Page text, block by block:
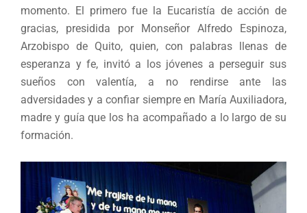
momento. El primero fue la Eucaristía de acción de
gracias, presidida por Monseñor Alfredo Espinoza,
Arzobispo de Quito, quien, con palabras llenas de
esperanza y fe, invitó a los jóvenes a perseguir sus
sueños con valentía, a no rendirse ante las
adversidades y a confiar siempre en María Auxiliadora,
madre y guía que los ha acompañado a lo largo de su
formación.